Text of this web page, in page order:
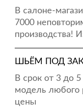
В салоне-
7000
производства!
ШЬЁМ ПОД
В срок от 3 до
модель любого
цены